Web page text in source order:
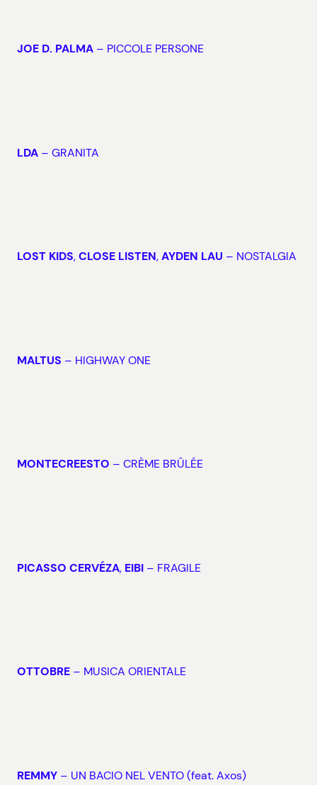
JOE D. PALMA – PICCOLE PERSONE
LDA – GRANITA
LOST KIDS,CLOSE LISTEN,AYDEN LAU – NOSTALGIA
MALTUS – HIGHWAY ONE
MONTECREESTO – CRÈME BRÛLÉE
PICASSO CERVÉZA, EIBI – FRAGILE
OTTOBRE – MUSICA ORIENTALE
REMMY – UN BACIO NEL VENTO (feat. Axos)